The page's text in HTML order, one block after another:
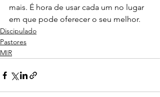
mais. É hora de usar cada um no lugar
em que pode oferecer o seu melhor.
Discipulado
Pastores
MIR